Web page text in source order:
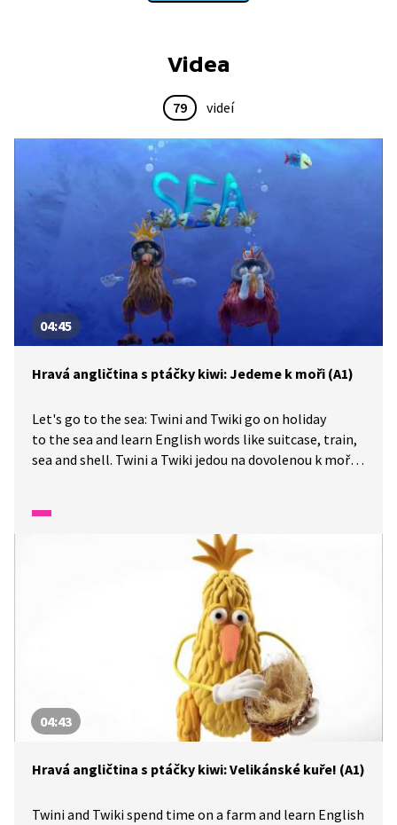
Videa
79 videí
04:45
Hravá angličtina s ptáčky kiwi: Jedeme k moři (A1)
Let's go to the sea: Twini and Twiki go on holiday
to the sea and learn English words like suitcase, train,
sea and shell. Twini a Twiki jedou na dovolenou k moři
04:43
Hravá angličtina s ptáčky kiwi: Velikánské kuře! (A1)
Twini and Twiki spend time on a farm and learn English